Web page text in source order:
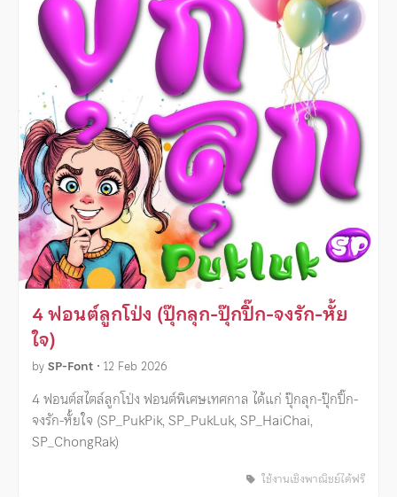
4 ฟอนต์ลูกโป่ง (ปุ๊กลุก-ปุ๊กปิ๊ก-จงรัก-หั้ย
ใจ)
bySP-Font • 12 Feb 2026
4 ฟอนต์สไตล์ลูกโป่ง ฟอนต์พิเศษเทศกาล ได้แก่ ปุ๊กลุก-ปุ๊กปิ๊ก-
จงรัก-หั้ยใจ (SP_PukPik, SP_PukLuk, SP_HaiChai,
SP_ChongRak)
ใช้งานเชิงพาณิชย์ได้ฟรี